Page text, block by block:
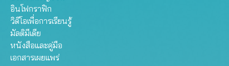
อินโฟกราฟิก
วิดีโอเพื่อการเรียนรู้
มัลติมีเดีย
หนังสือและคู่มือ
เอกสารเผยแพร่